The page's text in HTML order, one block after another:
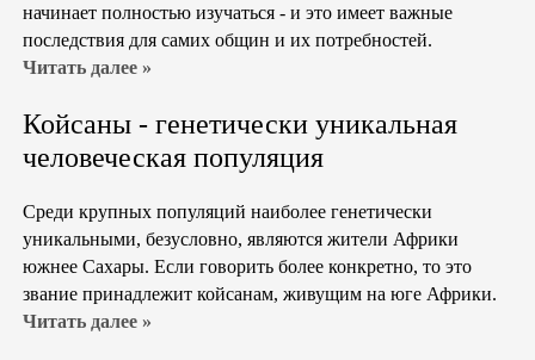
начинает полностью изучаться - и это имеет важные
последствия для самих общин и их потребностей.
Читать далее »
Койсаны - генетически уникальная
человеческая популяция
Среди крупных популяций наиболее генетически
уникальными, безусловно, являются жители Африки
южнее Сахары. Если говорить более конкретно, то это
звание принадлежит койсанам, живущим на юге Африки.
Читать далее »